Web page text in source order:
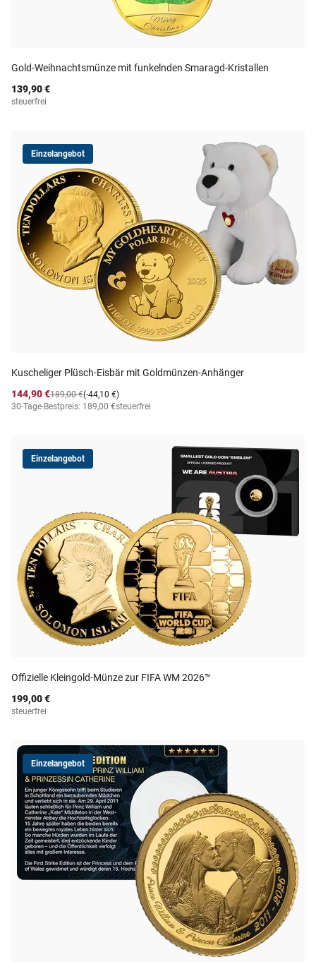
Gold-Weihnachtsmünze mit funkelnden Smaragd-Kristallen
139,90 €
steuerfrei
Einzelangebot
Kuscheliger Plüsch-Eisbär mit Goldmünzen-Anhänger
144,90 €
(-44,10 €)
189,00 €
30-Tage-Bestpreis: 189,00 €steuerfrei
Einzelangebot
Offizielle Kleingold-Münze zur FIFA WM 2026™
199,00 €
steuerfrei
Einzelangebot